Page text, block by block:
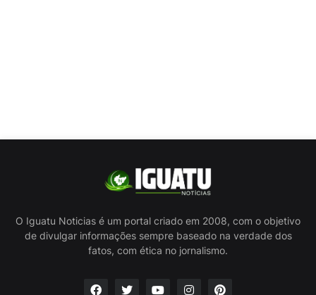
O Iguatu Noticias é um portal criado em 2008, com o objetivo
de divulgar informações sempre baseado na verdade dos
fatos, com ética no jornalismo.